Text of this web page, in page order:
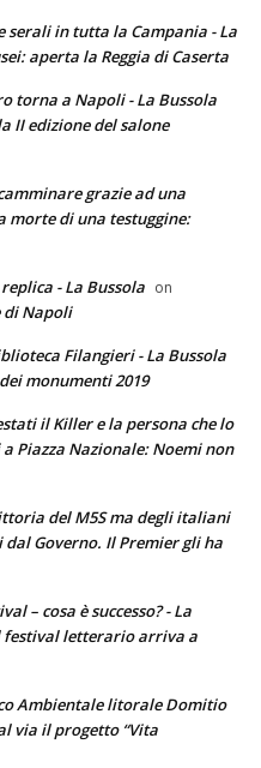
serali in tutta la Campania - La
aperta la Reggia di Caserta
torna a Napoli - La Bussola
II edizione del salone
grazie ad una
morte di una testuggine:
- La Bussola on
di Napoli
Filangieri - La Bussola
monumenti 2019
il Killer e la persona che lo
Piazza Nazionale: Noemi non
del M5S ma degli italiani
Governo. Il Premier gli ha
– cosa è successo? - La
festival letterario arriva a
Ambientale litorale Domitio
via il progetto “Vita